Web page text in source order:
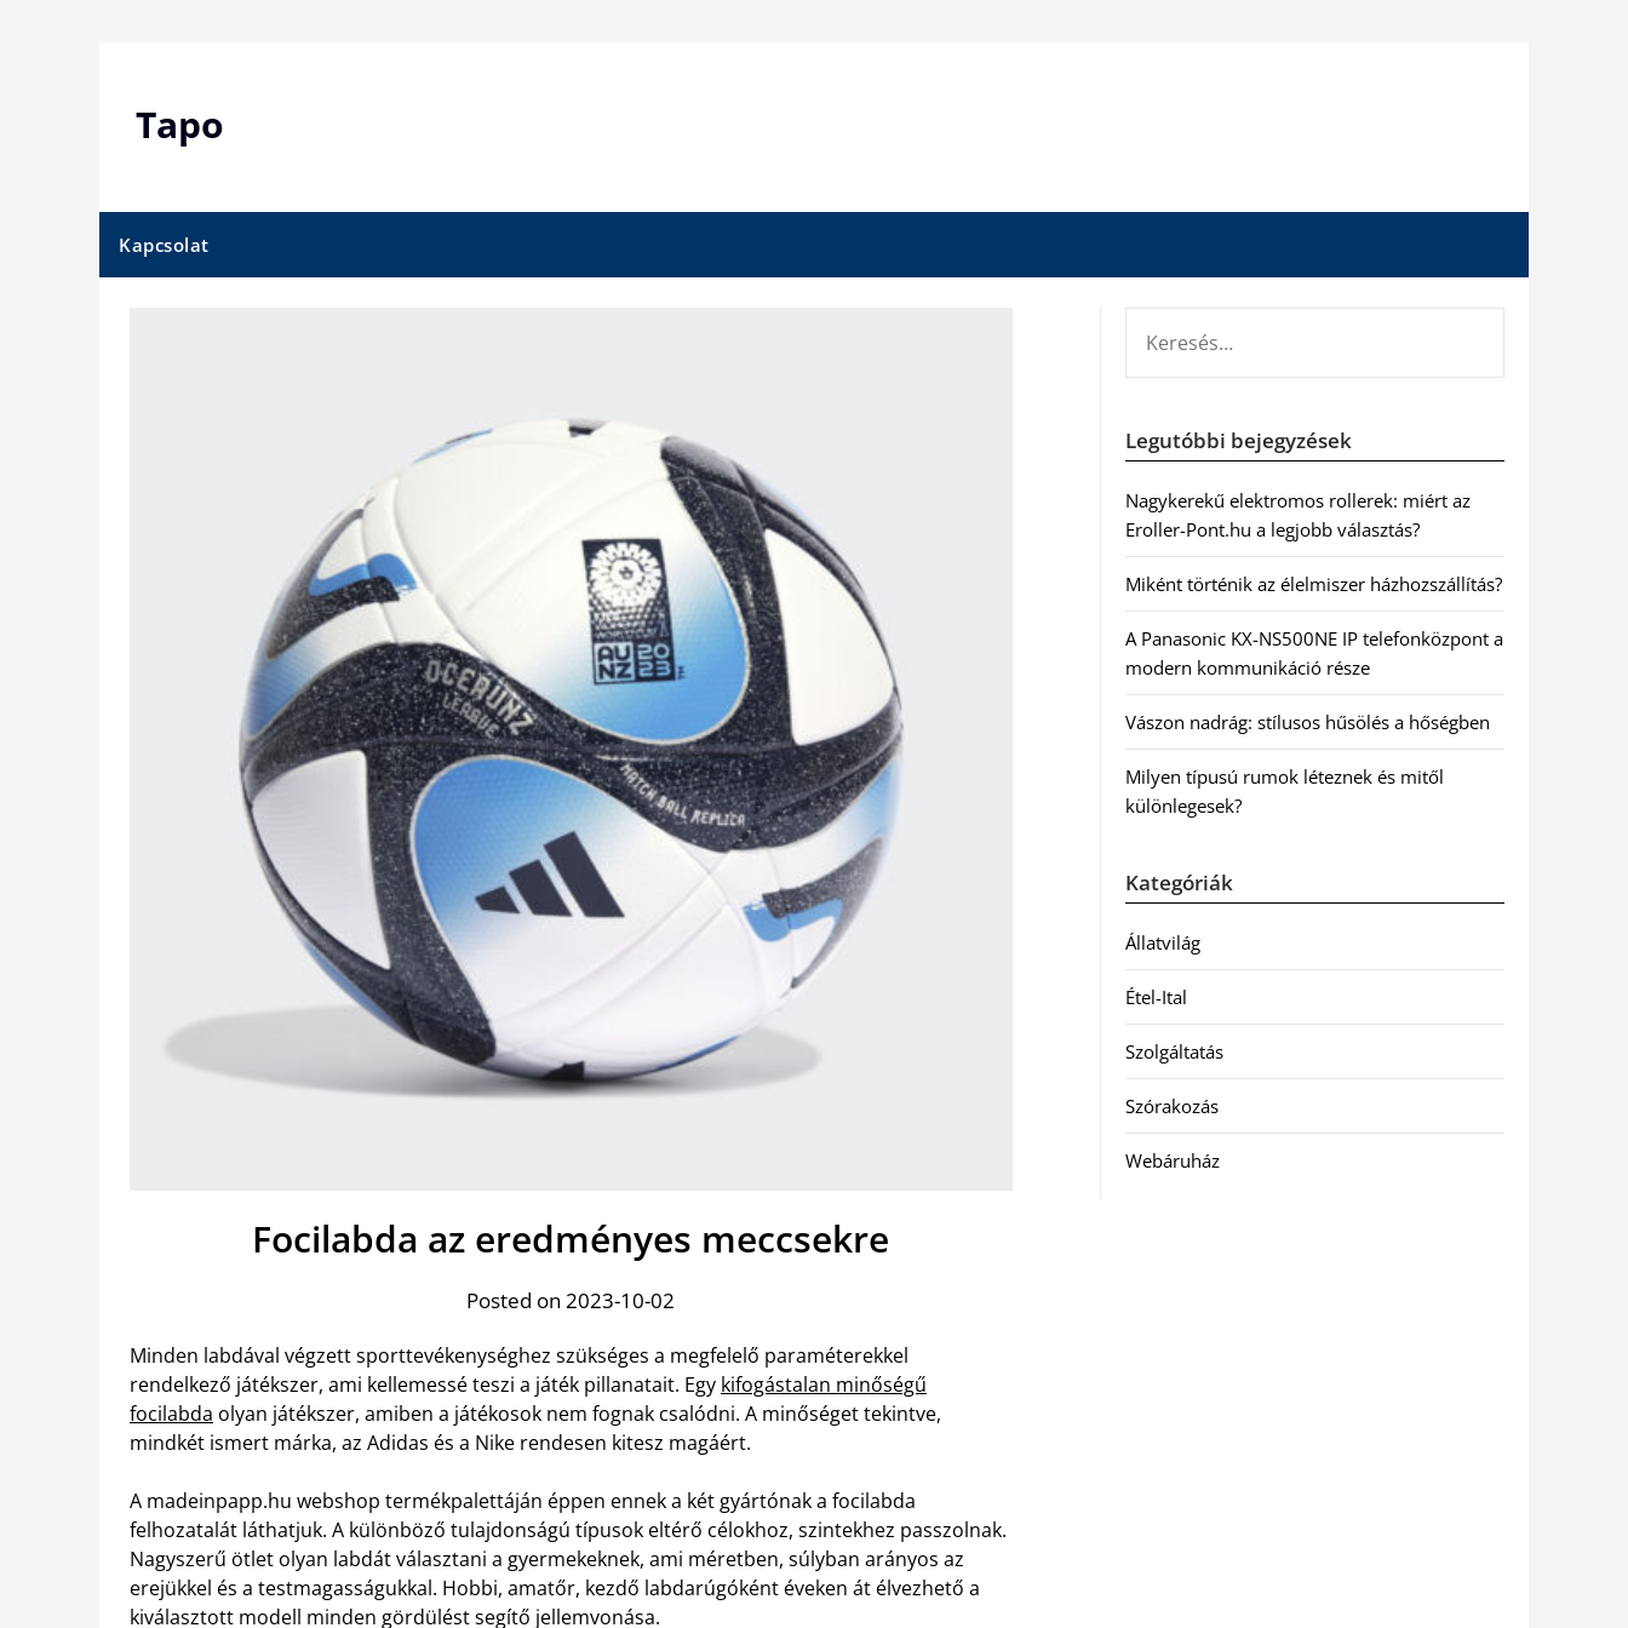
Tapo
Kapcsolat
Focilabda az eredményes meccsekre
Posted on 2023-10-02
Minden labdával végzett sporttevékenységhez szükséges a megfelelő paraméterekkel
rendelkező játékszer, ami kellemessé teszi a játék pillanatait. Egy kifogástalan minőségű
focilabda olyan játékszer, amiben a játékosok nem fognak csalódni. A minőséget tekintve,
mindkét ismert márka, az Adidas és a Nike rendesen kitesz magáért.
A madeinpapp.hu webshop termékpalettáján éppen ennek a két gyártónak a focilabda
felhozatalát láthatjuk. A különböző tulajdonságú típusok eltérő célokhoz, szintekhez passzolnak.
Nagyszerű ötlet olyan labdát választani a gyermekeknek, ami méretben, súlyban arányos az
erejükkel és a testmagasságukkal. Hobbi, amatőr, kezdő labdarúgóként éveken át élvezhető a
kiválasztott modell minden gördülést segítő jellemvonása.
Legutóbbi bejegyzések
Nagykerekű elektromos rollerek: miért az
Eroller-Pont.hu a legjobb választás?
Miként történik az élelmiszer házhozszállítás?
A Panasonic KX-NS500NE IP telefonközpont a
modern kommunikáció része
Vászon nadrág: stílusos hűsölés a hőségben
Milyen típusú rumok léteznek és mitől
különlegesek?
Kategóriák
Állatvilág
Étel-Ital
Szolgáltatás
Szórakozás
Webáruház